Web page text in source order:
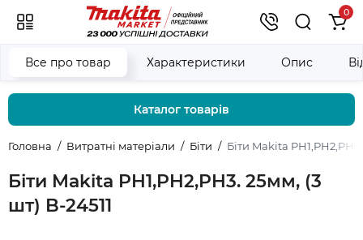
0
Каталог товарів
Головна Витратні матеріали Біти Біти Makita
Біти Makita PH1,PH2,PH3. 25мм, (3
шт) B-24511
Все про товар Характеристики Опис